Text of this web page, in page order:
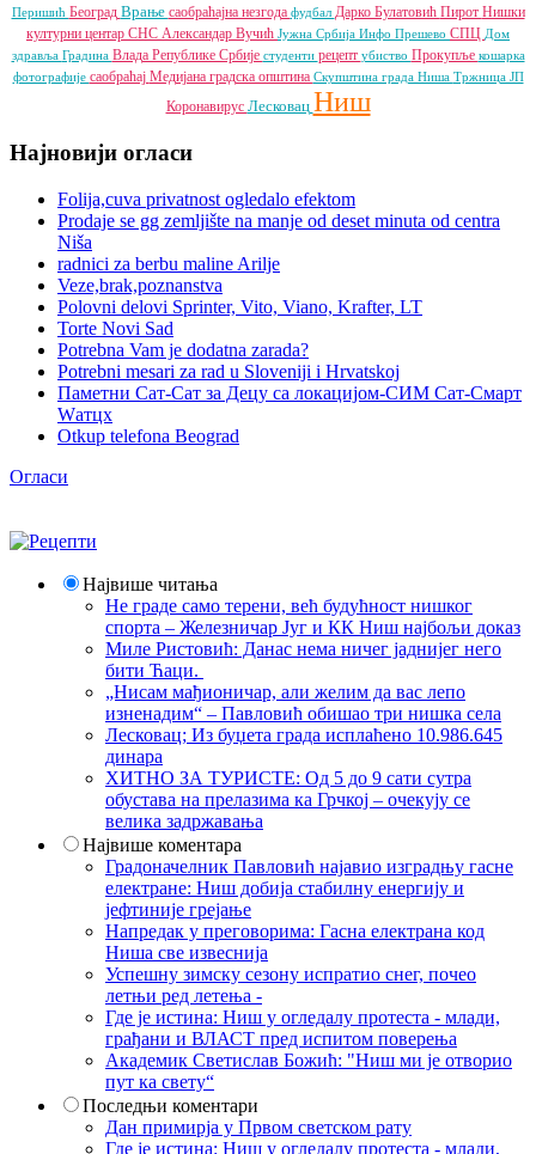
Перишић Београд Врање саобраћајна незгода фудбал Дарко Булатовић Пирот Нишки
културни центар СНС Александар Вучић Јужна Србија Инфо Прешево СПЦ Дом
здравља Градина Влада Републике Србије студенти рецепт убиство Прокупље кошарка
фотографије саобраћај Медијана градска општина Скупштина града Ниша Тржница ЈП
Коронавирус Лесковац Ниш
Најновији огласи
Folija,cuva privatnost ogledalo efektom
Prodaje se gg zemljište na manje od deset minuta od centra
Niša
radnici za berbu maline Arilje
Veze,brak,poznanstva
Polovni delovi Sprinter, Vito, Viano, Krafter, LT
Torte Novi Sad
Potrebna Vam je dodatna zarada?
Potrebni mesari za rad u Sloveniji i Hrvatskoj
Паметни Сат-Сат за Децу са локацијом-СИМ Сат-Смарт
Wатцх
Otkup telefona Beograd
Огласи
Највише читања
Не граде само терени, већ будућност нишког
спорта – Железничар Југ и КК Ниш најбољи доказ
Миле Ристовић: Данас нема ничег јаднијег него
бити Ћаци.
„Нисам мађионичар, али желим да вас лепо
изненадим“ – Павловић обишао три нишка села
Лесковац; Из буџета града исплаћено 10.986.645
динара
ХИТНО ЗА ТУРИСТЕ: Од 5 до 9 сати сутра
обустава на прелазима ка Грчкој – очекују се
велика задржавања
Највише коментара
Градоначелник Павловић најавио изградњу гасне
електране: Ниш добија стабилну енергију и
јефтиније грејање
Напредак у преговорима: Гасна електрана код
Ниша све извеснија
Успешну зимску сезону испратио снег, почео
летњи ред летења -
Где је истина: Ниш у огледалу протеста - млади,
грађани и ВЛАСТ пред испитом поверења
Академик Светислав Божић: "Ниш ми је отворио
пут ка свету“
Последњи коментари
Дан примирја у Првом светском рату
Где је истина: Ниш у огледалу протеста - млади,